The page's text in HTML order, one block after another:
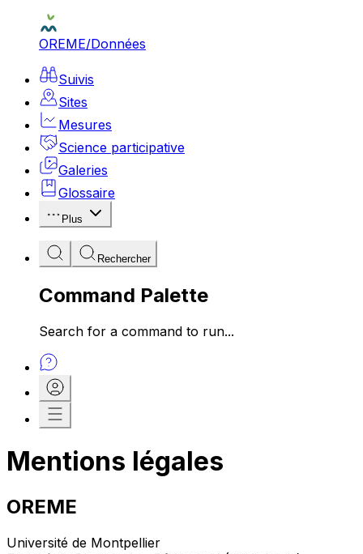
OREME/Données
Suivis
Sites
Mesures
Science participative
Galeries
Glossaire
Plus
Rechercher
Command Palette
Search for a command to run...
Mentions légales
OREME
Université de Montpellier